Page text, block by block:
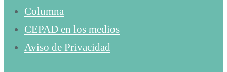
Columna
CEPAD en los medios
Aviso de Privacidad